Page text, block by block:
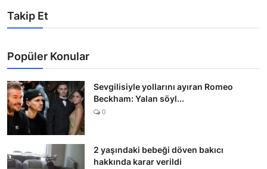
Takip Et
Popüler Konular
Sevgilisiyle yollarını ayıran Romeo
Beckham: Yalan söyl...
0
2 yaşındaki bebeği döven bakıcı
hakkında karar verildi